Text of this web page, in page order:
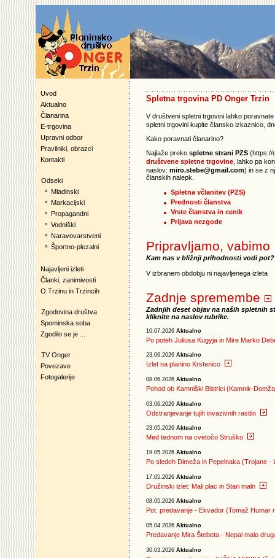
Uvod
Aktualno
Članarina
E-trgovina
Upravni odbor
Pravilniki, obrazci
Kontakti
Odseki
Mladinski
Markacijski
Propagandni
Vodniški
Naravovarstveni
Športno-plezalni
Najavljeni izleti
Članki, zanimivosti
O Trzinu in Trzincih
Zgodovina društva
Spominska soba
Zgodilo se je ...
TV Onger
Povezave
Fotogalerije
Spletna trgovina PD Onger Trzin
V društveni spletni trgovini lahko poravnate
spletni trgovini kupite člansko izkaznico,
Kako poravnati članarino?
Najlaže preko spletne strani PZS (https://
društvene spletne trgovine , lahko pa
naslov: miro.stebe@gmail.com) in se z
članskih nalepk.
Spletna včlanitev (PZS)
Prednosti članstva
Vrste članstva in cenik
Prijava nezgode
Pripravljamo, vabimo
Kam nas v bližnji prihodnosti vodi
V izbranem obdobju ni najavljenega izleta
Zadnje spremembe
Zadnjih deset objav na naših spletnih
kliknite na naslov rubrike.
10.07.2026 Aktualno
Po poteh Juliusa Kugyja in Mire Marko
23.06.2026 Aktualno
Izlet na planino Krstenico
08.06.2026 Aktualno
Pohod ob Kamniški Bistrici (Kamnik-
03.06.2026 Aktualno
Odstranjevanje tujih invazivnih rastlin
23.05.2026 Aktualno
Med tednom na cvetočo Struško
19.05.2026 Aktualno
Po sledeh Dimeža in Pepelnaka (Trojane -
17.05.2026 Aktualno
Družinski izlet: Mali plac in Stari maln
08.05.2026 Aktualno
Pot. predavanje - Ekvador (Tomaž Humar
05.04.2026 Aktualno
Predavanje Mira Štebeta - Nepal malo
30.03.2026 Aktualno